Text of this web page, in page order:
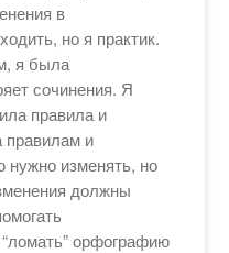
в
но я практик.
я была
сочинения. Я
правила и
правилам и
изменять, но
должны
орфографию